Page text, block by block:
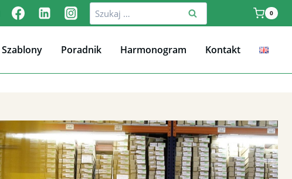
Szukaj: 0
Szablony Poradnik Harmonogram Kontakt